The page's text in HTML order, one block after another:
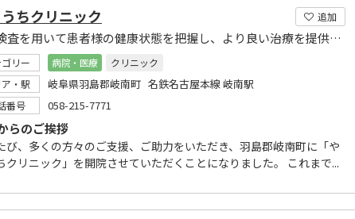
追加
ちクリニック
MRI検査を用いて患者様の健康状態を把握し、より良い治療を提供します。
リー 病院・医療
クリニック
・駅
岐阜県羽島郡岐南町 名鉄名古屋本線 岐南駅
番号 058-215-7771
らのご挨拶
び、多くの方々のご支援、ご助力をいただき、羽島郡岐南町に「や
クリニック」を開院させていただくことになりました。 これまで...